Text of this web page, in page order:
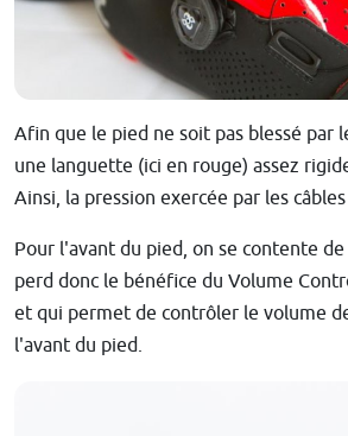
Afin que le pied ne soit pas blessé par
une languette (ici en rouge) assez
Ainsi, la pression exercée par les
Pour l'avant du pied, on se contente
perd donc le bénéfice du Volume
et qui permet de contrôler le volume
l'avant du pied.